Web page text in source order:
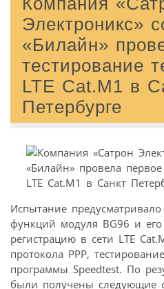
Электроникс»
«Билайн»
тестирование
LTE Cat.M1 в
Петербурге
Испытание
функций модуля BG96 и
регистрацию в сети LTE
протокола PPP,
программы Speedtest. По
были получены следующие